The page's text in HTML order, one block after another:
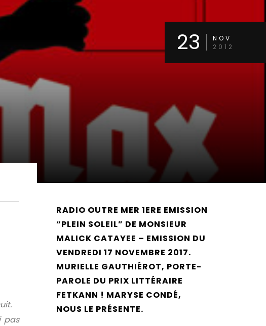
23
NOV
2012
pas
RADIO OUTRE MER 1ERE EMISSION
“PLEIN SOLEIL” DE MONSIEUR
MALICK CATAYEE – EMISSION DU
VENDREDI 17 NOVEMBRE 2017.
MURIELLE GAUTHIÉROT, PORTE-
PAROLE DU PRIX LITTÉRAIRE
FETKANN ! MARYSE CONDÉ,
NOUS LE PRÉSENTE.